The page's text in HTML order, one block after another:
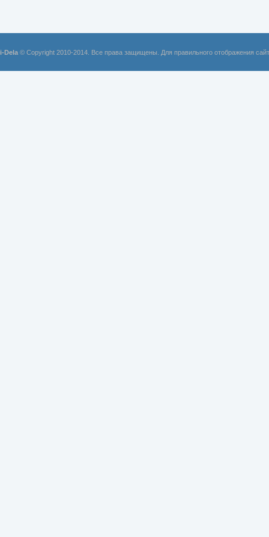
i-Dela © Copyright 2010-2014. Все права защищены. Для правильного отображения